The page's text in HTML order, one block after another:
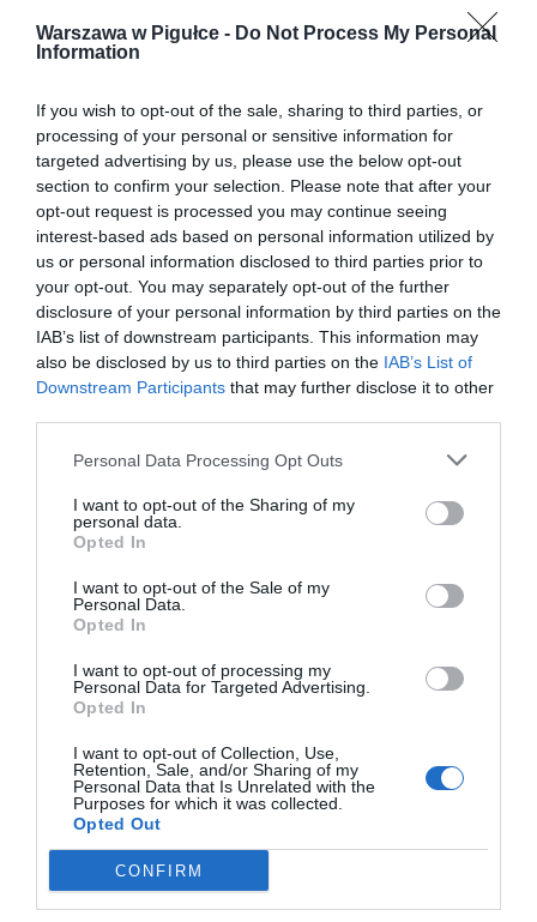
Warszawa w Pigułce - Do Not Process My Personal
Information
If you wish to opt-out of the sale, sharing to third parties, or
processing of your personal or sensitive information for
targeted advertising by us, please use the below opt-out
section to confirm your selection. Please note that after your
opt-out request is processed you may continue seeing
interest-based ads based on personal information utilized by
us or personal information disclosed to third parties prior to
your opt-out. You may separately opt-out of the further
disclosure of your personal information by third parties on the
IAB’s list of downstream participants. This information may
also be disclosed by us to third parties on the IAB’s List of
Downstream Participants that may further disclose it to other
Personal Data Processing Opt Outs
I want to opt-out of the Sharing of my
personal data.
Opted In
I want to opt-out of the Sale of my
Personal Data.
Opted In
I want to opt-out of processing my
Personal Data for Targeted Advertising.
Opted In
I want to opt-out of Collection, Use,
Retention, Sale, and/or Sharing of my
Personal Data that Is Unrelated with the
Purposes for which it was collected.
Opted Out
CONFIRM